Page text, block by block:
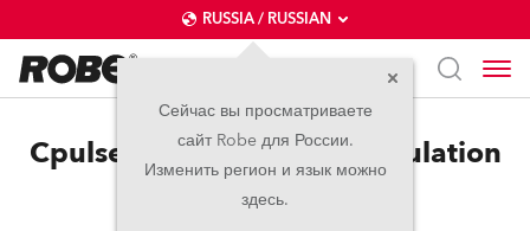
RUSSIA / RUSSIAN
Сейчас вы просматриваете
сайт Robe для России.
Изменить регион и язык можно
здесь.
Cpulse™ – Pulse Width Modulation
Control